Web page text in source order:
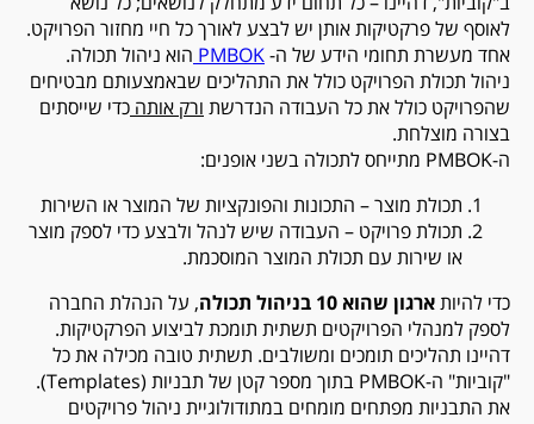
לאוסף של פרקטיקות אותן יש לבצע לאורך כל חיי מחזור הפרויקט.
אחד מעשרת תחומי הידע של ה-PMBOK הוא ניהול תכולה.
ניהול תכולת הפרויקט כולל את התהליכים שבאמצעותם מבטיחים
שהפרויקט כולל את כל העבודה הנדרשת ורק אותה כדי שייסתים
בצורה מוצלחת.
ה-PMBOK מתייחס לתכולה בשני אופנים:
תכולת מוצר – התכונות והפונקציות של המוצר או השירות
תכולת פרויקט – העבודה שיש לנהל ולבצע כדי לספק מוצר
או שירות עם תכולת המוצר המוסכמת.
כדי להיותארגון שהוא 10 בניהול תכולה
, על הנהלת החברה
לספק למנהלי הפרויקטים תשתית תומכת לביצוע הפרקטיקות.
דהיינו תהליכים תומכים ומשולבים. תשתית טובה מכילה את כל
"קוביות" ה-PMBOK בתוך מספר קטן של תבניות (Templates).
את התבניות מפתחים מומחים במתודולוגיית ניהול פרויקטים